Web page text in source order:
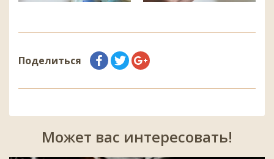
Поделиться
Может вас интересовать!